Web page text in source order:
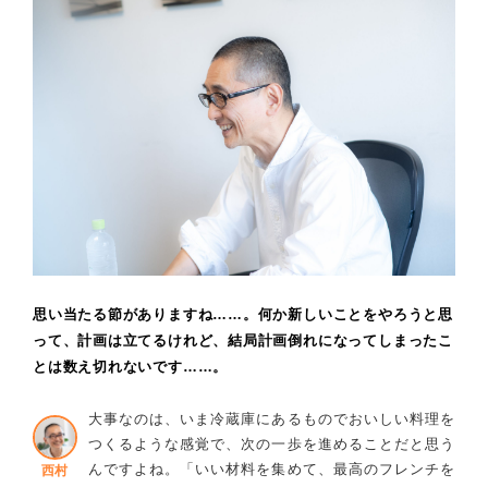
思い当たる節がありますね……。何か新しいことをやろうと思
って、計画は立てるけれど、結局計画倒れになってしまったこ
とは数え切れないです……。
西村
大事なのは、いま冷蔵庫にあるものでおいしい料理を
つくるような感覚で、次の一歩を進めることだと思う
んですよね。「いい材料を集めて、最高のフレンチを